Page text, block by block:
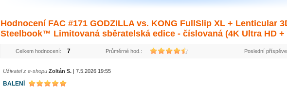
Hodnocení FAC #171 GODZILLA vs. KONG FullSlip XL + Lenticular
Steelbook™ Limitovaná sběratelská edice - číslovaná (4K Ultra HD +
Celkem hodnocení: 7 Průměrné hod.: Poslední
Uživatel z e-shopu Zoltán S. | 7.5.2026 19:55
BALENÍ